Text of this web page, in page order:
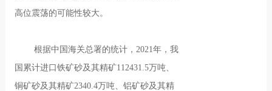
高位震荡的可能性较大。
根据中国海关总署的统计，2021年，我
国累计进口铁矿砂及其精矿112431.5万吨、
铜矿砂及其精矿2340.4万吨、铝矿砂及其精